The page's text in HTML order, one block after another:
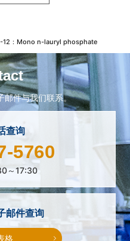
12：Mono n-lauryl phosphate
邮件与我们联系。
查询
5760
～17:30
邮件查询
格